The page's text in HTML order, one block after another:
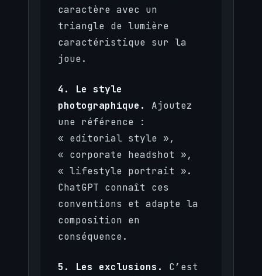
caractère avec un
triangle de lumière
caractéristique sur la
joue.
4. Le style
photographique.
Ajoutez
une référence :
« editorial style »,
« corporate headshot »,
« lifestyle portrait ».
ChatGPT connaît ces
conventions et adapte la
composition en
conséquence.
5. Les exclusions.
C’est